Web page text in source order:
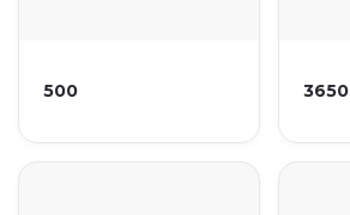
500 3650